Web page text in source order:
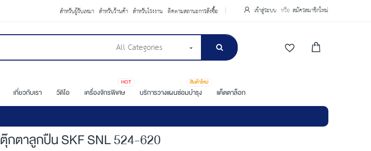
สำหรับผู้รับเหมา สำหรับร้านค้า สำหรับโรงงาน ติดตามสถานะการสั่งซื้อ เข้าสู่ระบบ สมัครสมาชิกใหม่
All Categories
เกี่ยวกับเรา วีดิโอ เครื่องจักรพิเศษ
HOT
บริการวางแผนซ่อมบำรุง
สินค้าใหม่
แค็ตตาล็อก
ตุ๊กตาลูกปืน SKF SNL 524-620